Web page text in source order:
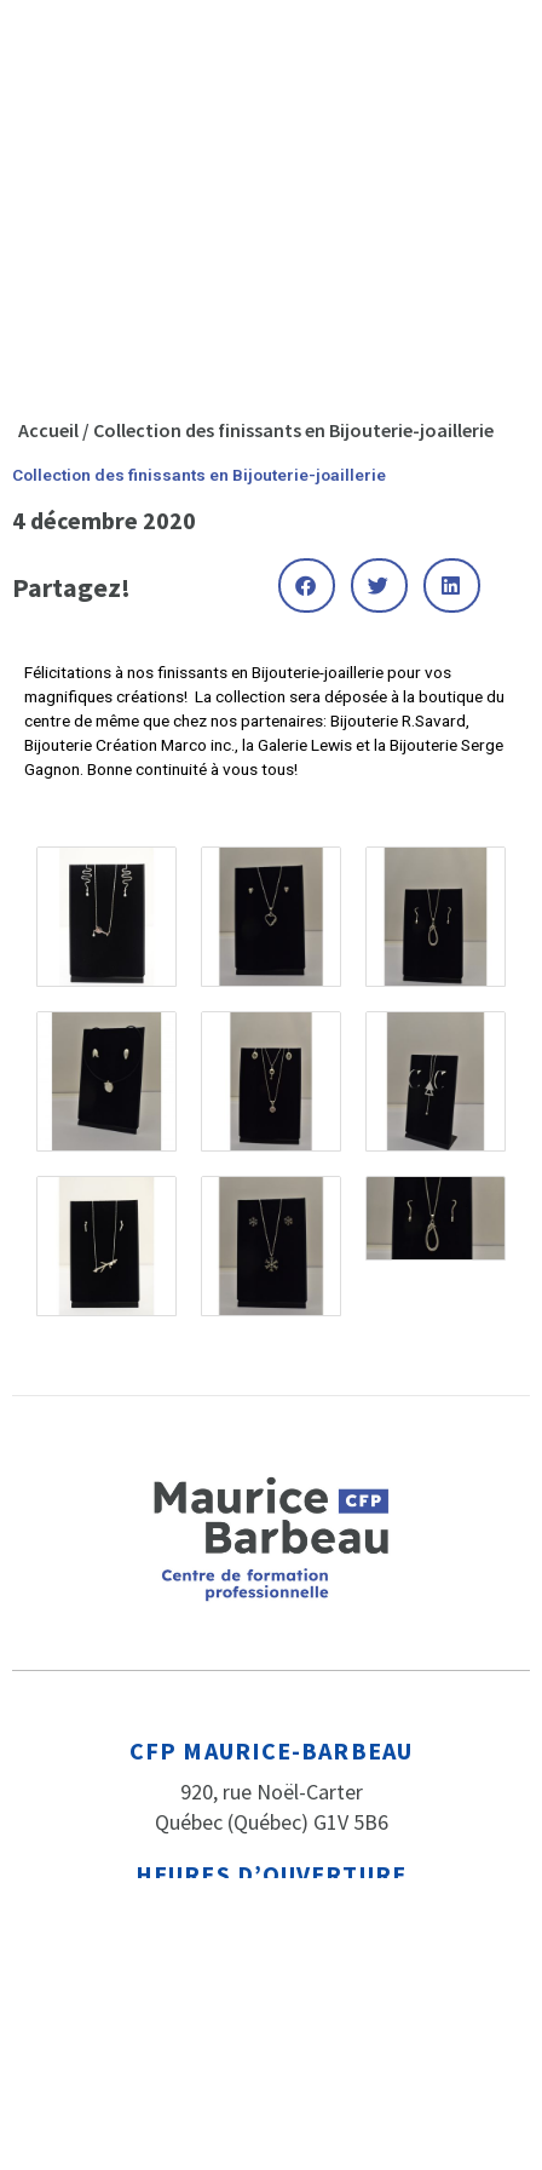
Accueil / Collection des finissants en Bijouterie-joaillerie
Collection des finissants en Bijouterie-joaillerie
4 décembre 2020
Partagez!
Félicitations à nos finissants en Bijouterie-joaillerie pour vos
magnifiques créations! La collection sera déposée à la boutique du
centre de même que chez nos partenaires: Bijouterie R.Savard,
Bijouterie Création Marco inc., la Galerie Lewis et la Bijouterie Serge
Gagnon. Bonne continuité à vous tous!
CFP MAURICE-BARBEAU
920, rue Noël-Carter
Québec (Québec) G1V 5B6
HEURES D’OUVERTURE